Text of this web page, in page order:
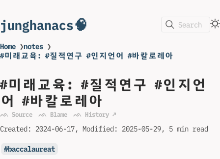
junghanacs🧠 Search
Home ❯notes ❯
#미래교육: #질적연구 #인지언어 #바칼로레아
#미래교육: #질적연구 #인지언
어 #바칼로레아
ᨒ Source ᨒ Blame ᨒ History ↗
Created: 2024-06-17 Modified: 2025-05-29 5 min read
baccalaureat